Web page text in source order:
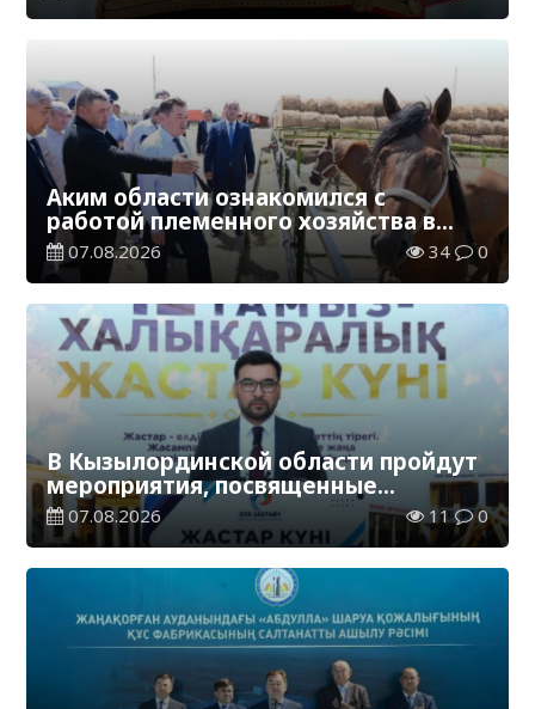
Аким области ознакомился с
работой племенного хозяйства в
Жанакорганском районе
07.08.2026 34 0
В Кызылординской области пройдут
мероприятия, посвященные
Международному дню молодежи
07.08.2026 11 0